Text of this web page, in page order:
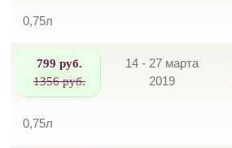
0,75л
799 руб.
1356 руб.
14 - 27 марта
2019
0,75л